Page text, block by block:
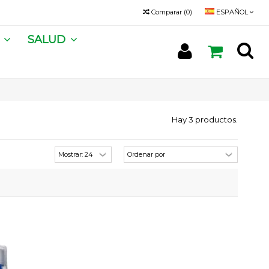
ESPAÑOL
Comparar (0)
SALUD
Hay 3 productos.